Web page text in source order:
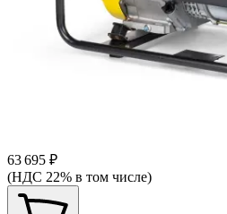
63 695 ₽
(НДС 22% в том числе)